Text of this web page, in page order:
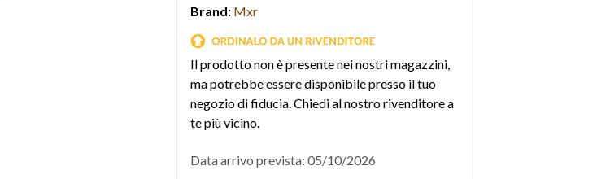
Brand: Mxr
Il prodotto non è presente nei nostri magazzini,
ma potrebbe essere disponibile presso il tuo
negozio di fiducia. Chiedi al nostro rivenditore a
te più vicino.
Data arrivo prevista: 05/10/2026